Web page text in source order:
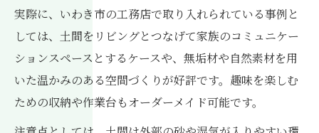
実際に、いわき市の工務店で取り入れられている事例と
しては、土間をリビングとつなげて家族のコミュニケー
ションスペースとするケースや、無垢材や自然素材を用
いた温かみのある空間づくりが好評です。趣味を楽しむ
ための収納や作業台もオーダーメイド可能です。